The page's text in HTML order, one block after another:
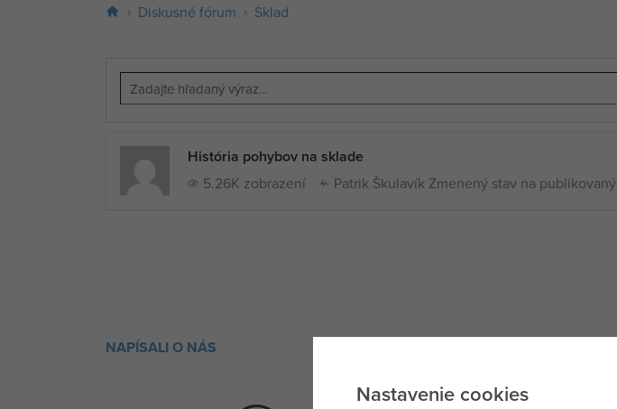
Diskusné fórum Sklad
História pohybov na sklade
5.26K zobrazení Patrik Škulavík Zmenený stav na publikovaný
NAPÍSALI O NÁS
Nastavenie cookies